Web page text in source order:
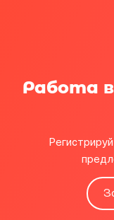
Работа